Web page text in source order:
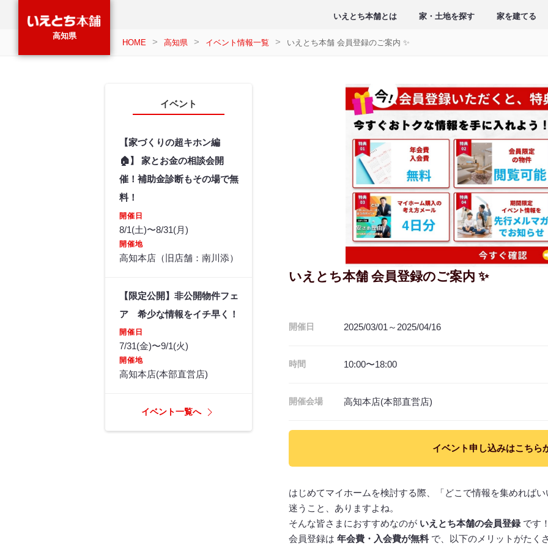
高知県
いえとち本舗とは 家・土地を探す 家を建てる
HOME 高知県 イベント情報一覧 いえとち本舗 会員登録のご案内 ✨
イベント
【家づくりの超キホン編
🏠】 家とお金の相談会開
催！補助金診断もその場で無
料！
開催日
8/1(土)〜8/31(月)
開催地
高知本店（旧店舗：南川添）
【限定公開】非公開物件フェ
ア 希少な情報をイチ早く！
開催日
7/31(金)〜9/1(火)
開催地
高知本店(本部直営店)
イベント一覧へ
いえとち本舗 会員登録のご案内 ✨
開催日 2025/03/01～2025/04/16
時間 10:00〜18:00
開催会場 高知本店(本部直営店)
イベント申し込みはこちら
はじめてマイホームを検討する際、「どこで情報を集めれば
迷うこと、ありますよね。
そんな皆さまにおすすめなのが いえとち本舗の会員登録です！
会員登録は 年会費・入会費が無料 で、以下のメリットがたく